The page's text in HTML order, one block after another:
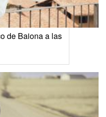
de Baiona a las